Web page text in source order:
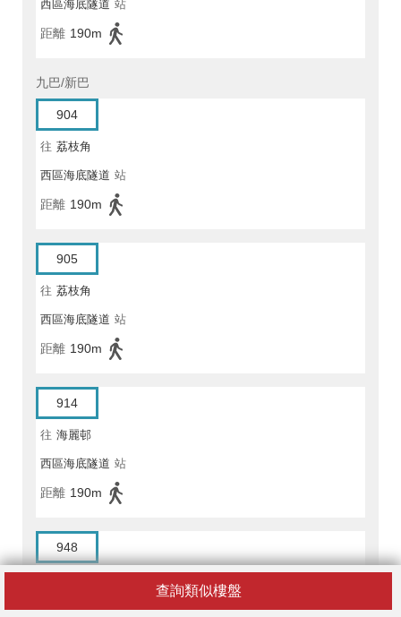
查詢類似樓盤
西區海底隧道 站
距離 190m
九巴/新巴
904
往 荔枝角
西區海底隧道 站
距離 190m
905
往 荔枝角
西區海底隧道 站
距離 190m
914
往 海麗邨
西區海底隧道 站
距離 190m
948
西區海底隧道 站